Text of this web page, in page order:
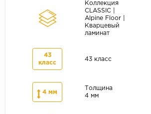
Коллекция
CLASSIC |
Alpine Floor |
Кварцевый
ламинат
43
класс
43 класс
4 мм
Толщина
4 мм